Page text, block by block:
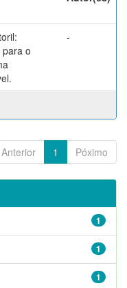
o
-
Anterior 1 Póximo
1
1
1